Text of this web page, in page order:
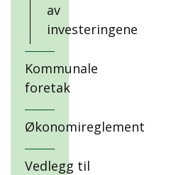
av
investeringene
Kommunale
foretak
Økonomireglement
Vedlegg til